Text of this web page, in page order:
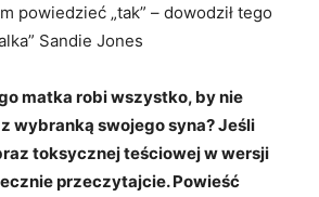
powiedzieć „tak” – dowodził tego
Sandie Jones
matka robi wszystko, by nie
wybranką swojego syna? Jeśli
toksycznej teściowej w wersji
przeczytajcie. Powieść